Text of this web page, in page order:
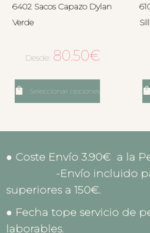
6402 Sacos Capazo Dylan
Verde
Desde: 80.50€
Seleccionar opciones
● Coste Envío 3.90€
-Envío incluido
superiores a 150€.
● Fecha tope servicio de
laborables.